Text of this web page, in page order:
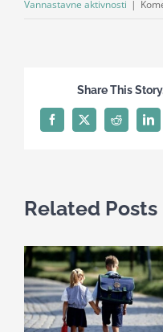
Vannastavne aktivnosti |
Share This
Facebook
X Reddit
Related Posts